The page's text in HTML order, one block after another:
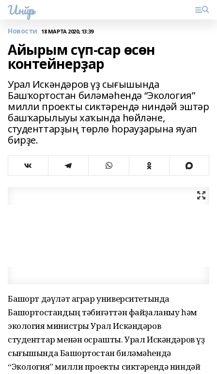
Инйәр
Новости 18 МАРТА 2020, 13:39
Айырым сүп-сар өсөн
контейнерҙар
Урал Искәндәров үҙ сығышында
Башҡортостан биләмәһендә “Экология”
милли проекты сиктәрендә ниндәй эштәр
башҡарылыуы хаҡында һөйләне,
студенттарҙың төрлө һорауҙарына яуап
бирҙе.
Башҡорт дәүләт аграр университетында
Башҡортостандың тәбиғәттән файҙаланыу һәм
экология министры Урал Искәндәров
студенттар менән осрашты. Урал Искәндәров үҙ
сығышында Башҡортостан биләмәһендә
“Экология” милли проекты сиктәрендә ниндәй